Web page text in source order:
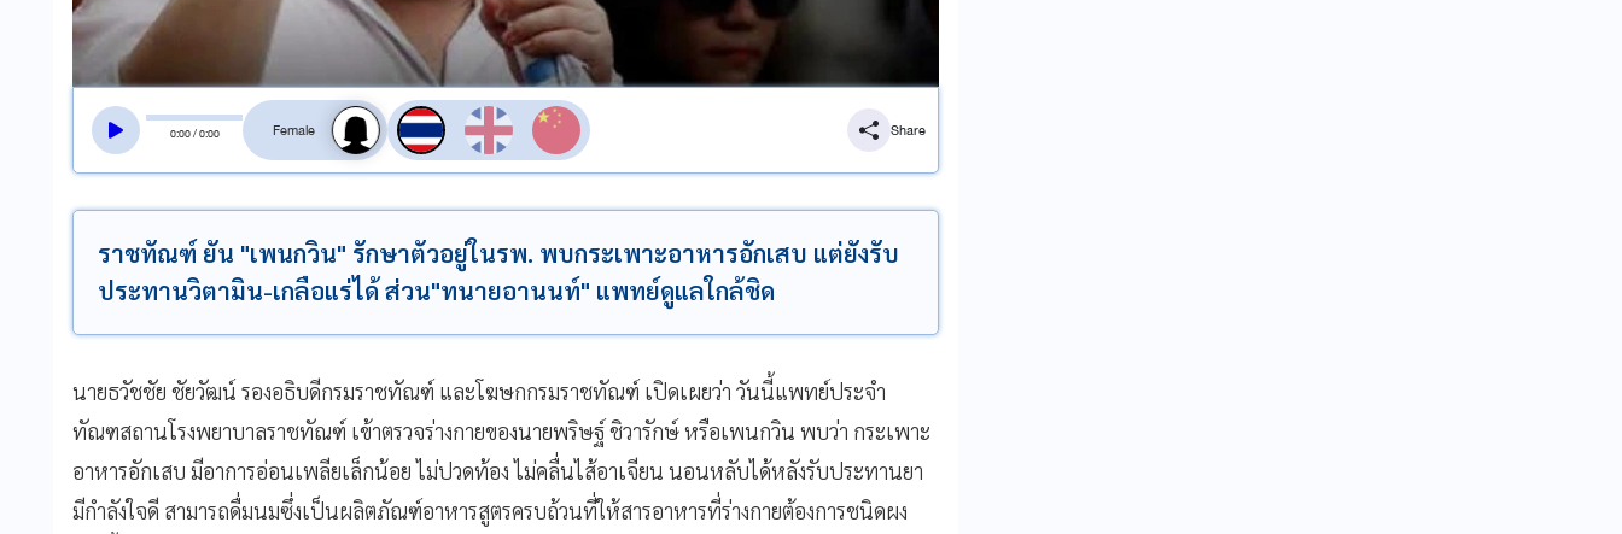
0:00/0:00
สลับเสียงอ่าน
Share
ราชทัณฑ์ ยัน "เพนกวิน" รักษาตัวอยู่ในรพ. พบกระเพาะอาหารอักเสบ แต่ยังรับ
ประทานวิตามิน-เกลือแร่ได้ ส่วน"ทนายอานนท์" แพทย์ดูแลใกล้ชิด
นายธวัชชัย ชัยวัฒน์ รองอธิบดีกรมราชทัณฑ์ และโฆษกกรมราชทัณฑ์ เปิดเผยว่า วันนี้แพทย์ประจำ
ทัณฑสถานโรงพยาบาลราชทัณฑ์ เข้าตรวจร่างกายของนายพริษฐ์ ชิวารักษ์ หรือเพนกวิน พบว่า กระเพาะ
อาหารอักเสบ มีอาการอ่อนเพลียเล็กน้อย ไม่ปวดท้อง ไม่คลื่นไส้อาเจียน นอนหลับได้หลังรับประทานยา
มีกำลังใจดี สามารถดื่มนมซึ่งเป็นผลิตภัณฑ์อาหารสูตรครบถ้วนที่ให้สารอาหารที่ร่างกายต้องการชนิดผง